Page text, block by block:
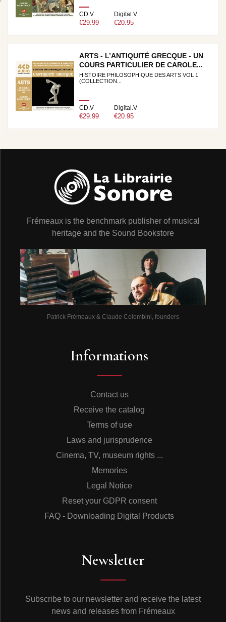
CD.V
€29.99
Digital.V
€20.95
ARTS - L’ANTIQUITÉ GRECQUE - UN
COURS PARTICULIER DE CAROLE...
HISTOIRE PHILOSOPHIQUE DES ARTS VOL 1
(COLLECTION...
CD.V
€29.99
Digital.V
€20.95
Frémeaux is the benchmark publisher of musical
heritage and the Sound Bookstore
Patrick Frémeaux & Claude Colombini, founders
Informations
Contact us
Receive the catalog
Terms of use
Laws and jurisprudence
Cinema, TV, museum rights ...
Memories
Legal Notice
Reset your GDPR consent
FAQ - Downloading Digital Products
Newsletter
Subscribe to our newsletter and receive the latest
news and releases from Frémeaux